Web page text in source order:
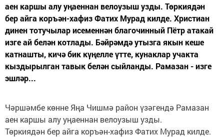
аен каршы алу уңаеннан велоузыш узды. Төркиядән
бер айга коръән-хафиз Фатих Мурад килде. Христиан
динен тотучылар исеменнән благочинный Пётр атакай
изге ай белән котлады. Бәйрәмдә утызга якын кеше
катнашты, кичә бик күңелле үтте, кунаклар учакта
кыздырылган тавык белән сыйланды. Рамазан - изге
эшләр...
Чәршәмбе көнне Яңа Чишмә район үзәгендә Рамазан
аен каршы алу уңаеннан велоузыш узды.
Төркиядән бер айга коръән-хафиз Фатих Мурад килде.